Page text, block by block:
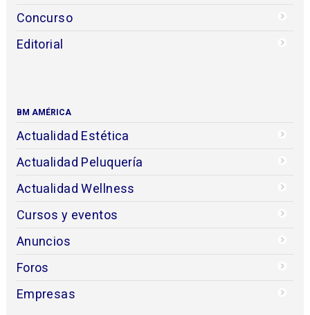
Concurso
Editorial
BM AMÉRICA
Actualidad Estética
Actualidad Peluquería
Actualidad Wellness
Cursos y eventos
Anuncios
Foros
Empresas